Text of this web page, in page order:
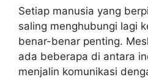
Setiap manusia yang
saling menghubungi lagi
benar-benar penting.
ada beberapa di antara
menjalin komunikasi